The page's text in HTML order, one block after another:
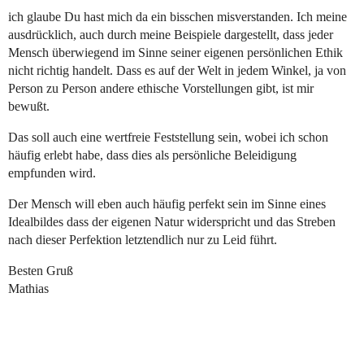
ich glaube Du hast mich da ein bisschen misverstanden. Ich meine
ausdrücklich, auch durch meine Beispiele dargestellt, dass jeder
Mensch überwiegend im Sinne seiner eigenen persönlichen Ethik
nicht richtig handelt. Dass es auf der Welt in jedem Winkel, ja von
Person zu Person andere ethische Vorstellungen gibt, ist mir
bewußt.
Das soll auch eine wertfreie Feststellung sein, wobei ich schon
häufig erlebt habe, dass dies als persönliche Beleidigung
empfunden wird.
Der Mensch will eben auch häufig perfekt sein im Sinne eines
Idealbildes dass der eigenen Natur widerspricht und das Streben
nach dieser Perfektion letztendlich nur zu Leid führt.
Besten Gruß
Mathias